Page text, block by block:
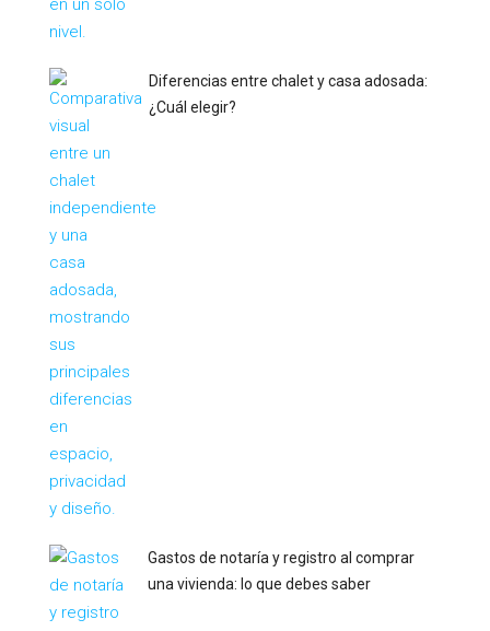
Diferencias entre chalet y casa adosada:
¿Cuál elegir?
Gastos de notaría y registro al comprar
una vivienda: lo que debes saber